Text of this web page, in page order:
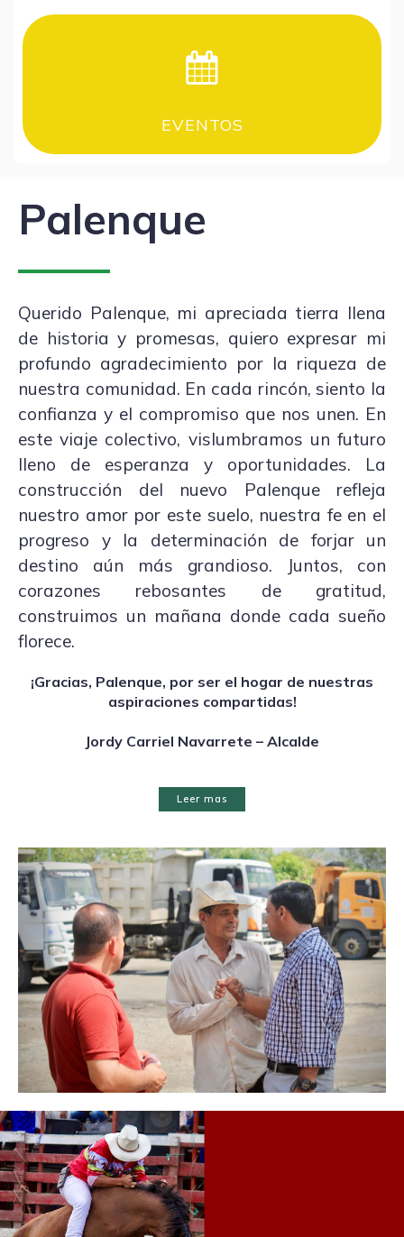
EVENTOS
Palenque
Querido Palenque, mi apreciada tierra llena
de historia y promesas, quiero expresar mi
profundo agradecimiento por la riqueza de
nuestra comunidad. En cada rincón, siento la
confianza y el compromiso que nos unen. En
este viaje colectivo, vislumbramos un futuro
lleno de esperanza y oportunidades. La
construcción del nuevo Palenque refleja
nuestro amor por este suelo, nuestra fe en el
progreso y la determinación de forjar un
destino aún más grandioso. Juntos, con
corazones rebosantes de gratitud,
construimos un mañana donde cada sueño
florece.
¡Gracias, Palenque, por ser el hogar de nuestras
aspiraciones compartidas!
Jordy Carriel Navarrete – Alcalde
Leer mas